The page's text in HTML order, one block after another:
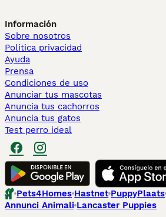
Información
Sobre nosotros
Politica privacidad
Ayuda
Prensa
Condiciones de uso
Anunciar tus mascotas
Anuncia tus cachorros
Anuncia tus gatos
Test perro ideal
Pets4Homes Hastnet PuppyPlaats
Annunci Animali Lancaster Puppies